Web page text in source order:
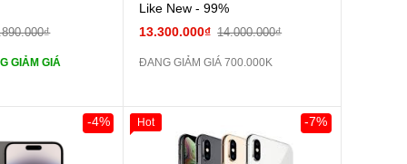
tai nghe iPhone 6S
Pin dự phòng và
GIẢM GIÁ
Like New - 99%
13.300.000₫ 14.000.000₫
ĐANG GIẢM GIÁ 700.000K
-4%
Giảm 100.000đ
Khách Hàng
Thân Thiết
-7%
Hot